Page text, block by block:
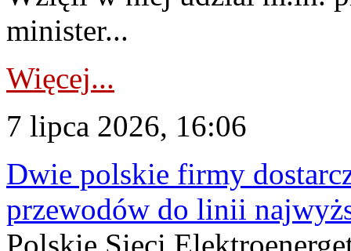
minister...
Więcej...
7 lipca 2026, 16:06
Dwie polskie firmy
przewodów do linii